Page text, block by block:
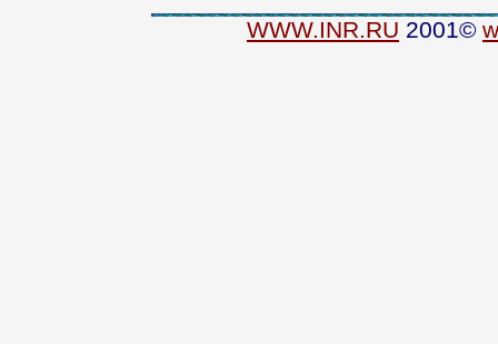
WWW.INR.RU 2001©